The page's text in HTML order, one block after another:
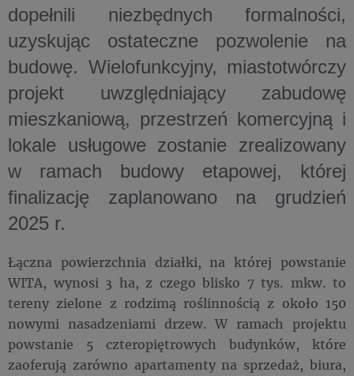
dopełnili niezbędnych formalności,
uzyskując ostateczne pozwolenie na
budowę. Wielofunkcyjny, miastotwórczy
projekt uwzględniający zabudowę
mieszkaniową, przestrzeń komercyjną i
lokale usługowe zostanie zrealizowany
w ramach budowy etapowej, której
finalizację zaplanowano na grudzień
2025 r.
Łączna powierzchnia działki, na której powstanie
WITA, wynosi 3 ha, z czego blisko 7 tys. mkw. to
tereny zielone z rodzimą roślinnością z około 150
nowymi nasadzeniami drzew. W ramach projektu
powstanie 5 czteropiętrowych budynków, które
zaoferują zarówno apartamenty na sprzedaż, biura,